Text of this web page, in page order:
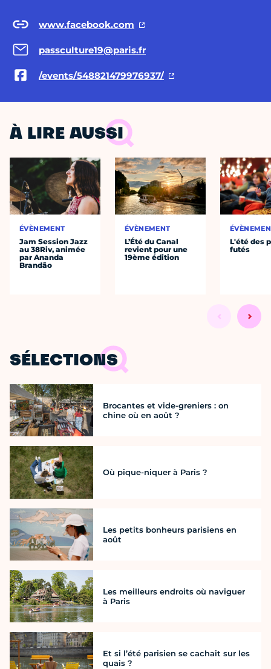
www.facebook.com
passculture19@paris.fr
/events/548821479976937/
À LIRE AUSSI
ÉVÈNEMENT
Jam Session Jazz
au 38Riv, animée
par Ananda
Brandão
ÉVÈNEMENT
L’Été du Canal
revient pour une
19ème édition
L'été des
futés
SÉLECTIONS
Brocantes et vide-greniers : on
chine où en août ?
Où pique-niquer à Paris ?
Les petits bonheurs parisiens en
août
Les meilleurs endroits où naviguer
à Paris
Et si l’été parisien se cachait sur les
quais ?